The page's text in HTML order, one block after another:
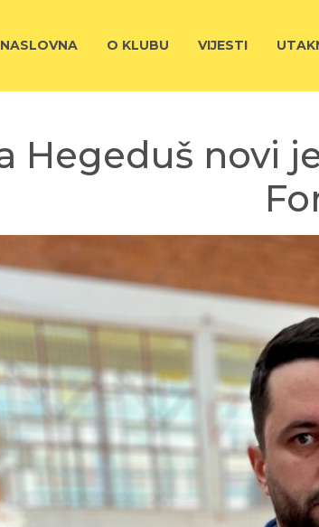
NASLOVNA O KLUBU VIJESTI
Hegeduš novi